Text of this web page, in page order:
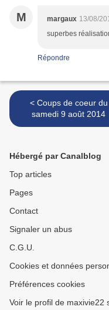
M margaux 13/08/
superbes
Répondre
< Coups de coeur du
samedi 9 août 2014
Hébergé par Canalblog
Top articles
Pages
Contact
Signaler un abus
C.G.U.
Cookies et données
Préférences cookies
Voir le profil de maxivie22